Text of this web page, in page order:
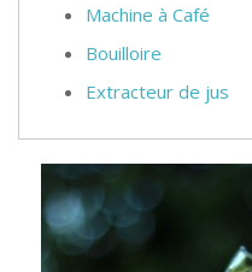
Machine à Café
Bouilloire
Extracteur de jus